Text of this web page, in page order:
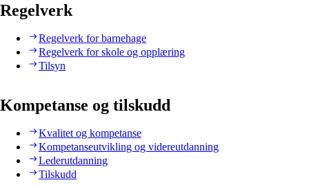
Regelverk
Regelverk for barnehage
Regelverk for skole og opplæring
Tilsyn
Kompetanse og tilskudd
Kvalitet og kompetanse
Kompetanseutvikling og videreutdanning
Lederutdanning
Tilskudd